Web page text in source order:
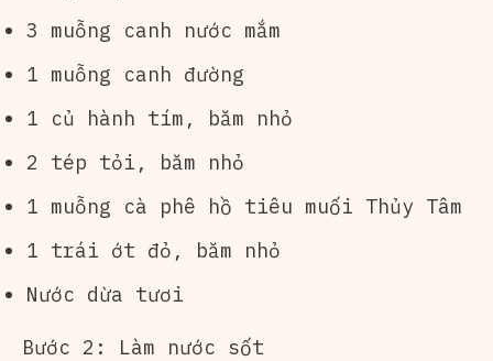
3 muỗng canh nước mắm
1 muỗng canh đường
1 củ hành tím, băm nhỏ
2 tép tỏi, băm nhỏ
1 muỗng cà phê hồ tiêu muối Thủy Tâm
1 trái ớt đỏ, băm nhỏ
Nước dừa tươi
Bước 2: Làm nước sốt